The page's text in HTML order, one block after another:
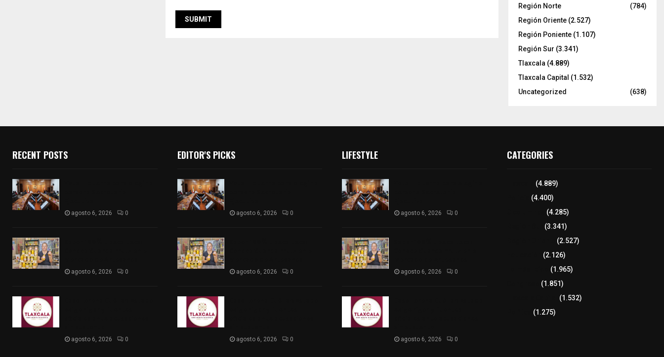
Región Norte
(784)
Región Oriente (2.527)
Región Poniente (1.107)
Región Sur (3.341)
Tlaxcala (4.889)
Tlaxcala Capital (1.532)
Uncategorized
(638)
RECENT POSTS
agosto 6, 2026 0
agosto 6, 2026 0
agosto 6, 2026 0
EDITOR'S PICKS
agosto 6, 2026 0
agosto 6, 2026 0
agosto 6, 2026 0
LIFESTYLE
agosto 6, 2026 0
agosto 6, 2026 0
agosto 6, 2026 0
CATEGORIES
(4.889)
(4.400)
(4.285)
(3.341)
(2.527)
(2.126)
(1.965)
(1.851)
(1.532)
(1.275)